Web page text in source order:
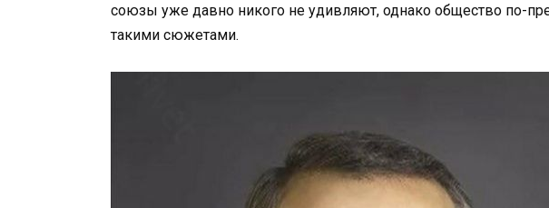
союзы уже давно никого не удивляют, однако общество по-
такими сюжетами.